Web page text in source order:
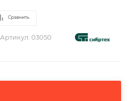
Сравнить
Артикул: 03050